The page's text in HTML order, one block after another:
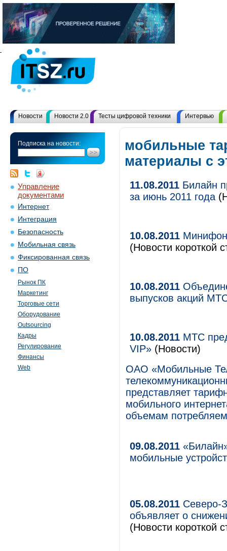
Новости Новости 2.0 Тесты цифровой техники Интервью
Подписка на новости:
Управление
документами
Интернет
Интеграция
Безопасность
Мобильная связь
Фиксированная связь
ПО
Рынок ПК
Маркетинг
Торговые сети
Оборудование
Outsourcing
Кадры
Регулирование
Финансы
Web
мобильные
материалы с
11.08.2011 Билайн
за июнь 2011 года
10.08.2011 Минифон
(Новости короткой
10.08.2011
выпусков акций
10.08.2011 МТС
VIP» (Новости)
ОАО «Мобильные
представляет
мобильного
объемам
09.08.2011
мобильные
05.08.2011 Северо-
объявляет о
(Новости короткой